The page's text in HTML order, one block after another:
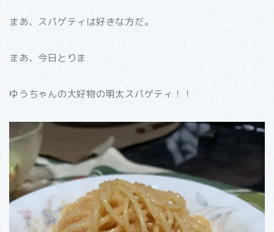
まあ、スパゲティは好きな方だ。
まあ、今日とりま
ゆうちゃんの大好物の明太スパゲティ！！